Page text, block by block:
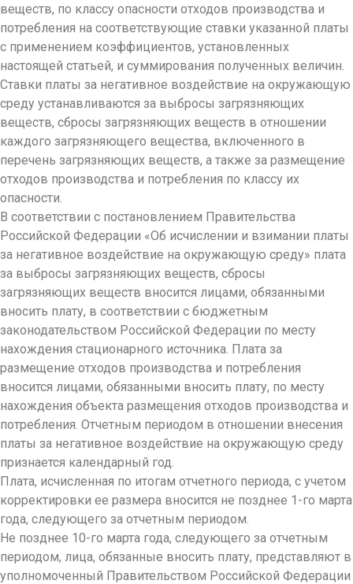
веществ, по классу опасности отходов производства и
потребления на соответствующие ставки указанной платы
с применением коэффициентов, установленных
настоящей статьей, и суммирования полученных величин.
Ставки платы за негативное воздействие на окружающую
среду устанавливаются за выбросы загрязняющих
веществ, сбросы загрязняющих веществ в отношении
каждого загрязняющего вещества, включенного в
перечень загрязняющих веществ, а также за размещение
отходов производства и потребления по классу их
опасности.
В соответствии с постановлением Правительства
Российской Федерации «Об исчислении и взимании платы
за негативное воздействие на окружающую среду» плата
за выбросы загрязняющих веществ, сбросы
загрязняющих веществ вносится лицами, обязанными
вносить плату, в соответствии с бюджетным
законодательством Российской Федерации по месту
нахождения стационарного источника. Плата за
размещение отходов производства и потребления
вносится лицами, обязанными вносить плату, по месту
нахождения объекта размещения отходов производства и
потребления. Отчетным периодом в отношении внесения
платы за негативное воздействие на окружающую среду
признается календарный год.
Плата, исчисленная по итогам отчетного периода, с учетом
корректировки ее размера вносится не позднее 1-го марта
года, следующего за отчетным периодом.
Не позднее 10-го марта года, следующего за отчетным
периодом, лица, обязанные вносить плату, представляют в
уполномоченный Правительством Российской Федерации